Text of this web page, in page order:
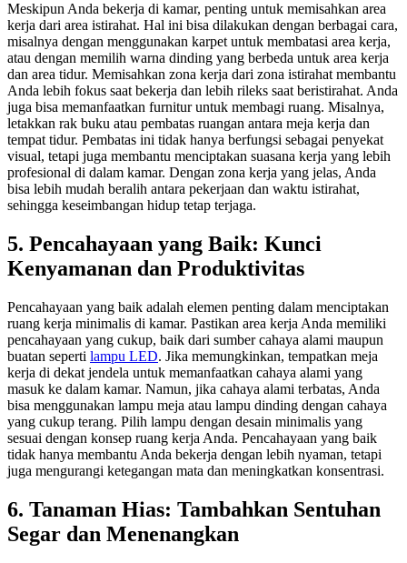
Meskipun Anda bekerja di kamar, penting untuk memisahkan area
kerja dari area istirahat. Hal ini bisa dilakukan dengan berbagai cara,
misalnya dengan menggunakan karpet untuk membatasi area kerja,
atau dengan memilih warna dinding yang berbeda untuk area kerja
dan area tidur. Memisahkan zona kerja dari zona istirahat membantu
Anda lebih fokus saat bekerja dan lebih rileks saat beristirahat. Anda
juga bisa memanfaatkan furnitur untuk membagi ruang. Misalnya,
letakkan rak buku atau pembatas ruangan antara meja kerja dan
tempat tidur. Pembatas ini tidak hanya berfungsi sebagai penyekat
visual, tetapi juga membantu menciptakan suasana kerja yang lebih
profesional di dalam kamar. Dengan zona kerja yang jelas, Anda
bisa lebih mudah beralih antara pekerjaan dan waktu istirahat,
sehingga keseimbangan hidup tetap terjaga.
5. Pencahayaan yang Baik: Kunci
Kenyamanan dan Produktivitas
Pencahayaan yang baik adalah elemen penting dalam menciptakan
ruang kerja minimalis di kamar. Pastikan area kerja Anda memiliki
pencahayaan yang cukup, baik dari sumber cahaya alami maupun
buatan seperti lampu LED. Jika memungkinkan, tempatkan meja
kerja di dekat jendela untuk memanfaatkan cahaya alami yang
masuk ke dalam kamar. Namun, jika cahaya alami terbatas, Anda
bisa menggunakan lampu meja atau lampu dinding dengan cahaya
yang cukup terang. Pilih lampu dengan desain minimalis yang
sesuai dengan konsep ruang kerja Anda. Pencahayaan yang baik
tidak hanya membantu Anda bekerja dengan lebih nyaman, tetapi
juga mengurangi ketegangan mata dan meningkatkan konsentrasi.
6. Tanaman Hias: Tambahkan Sentuhan
Segar dan Menenangkan